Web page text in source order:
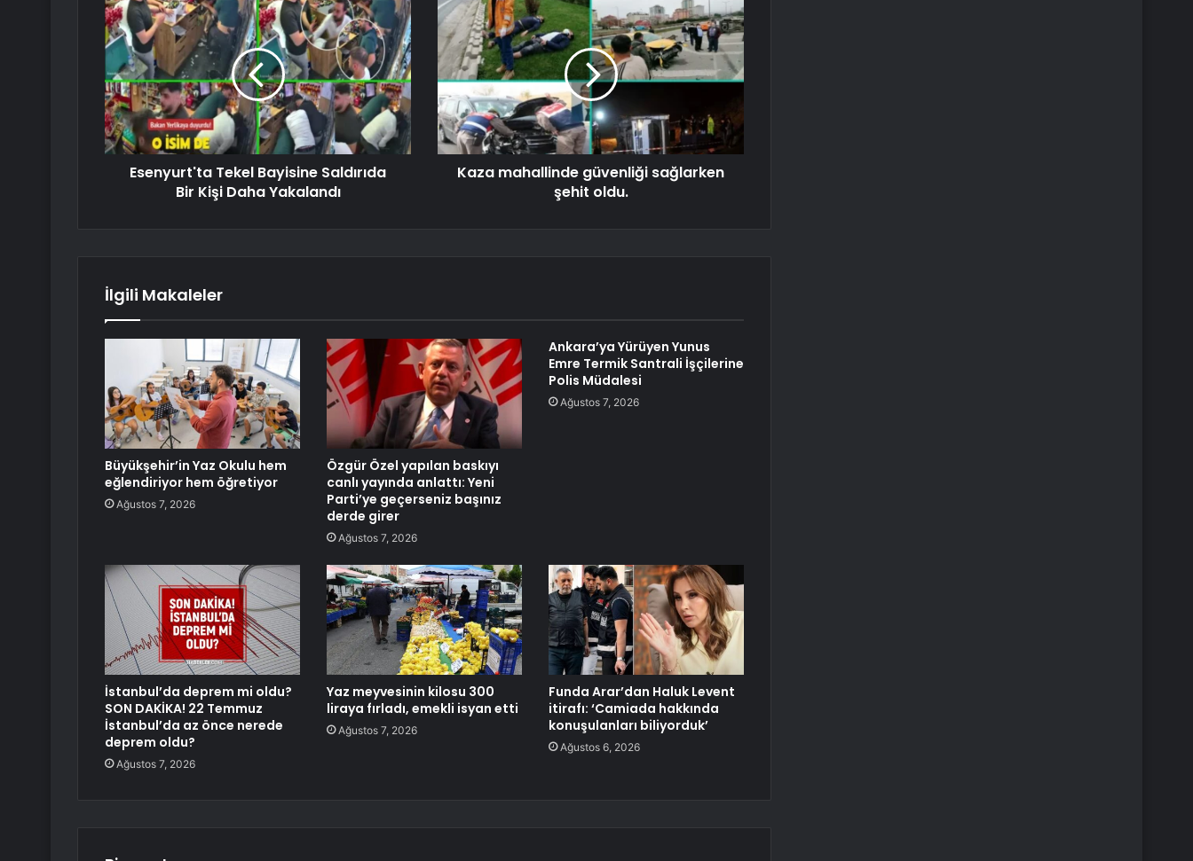
Esenyurt'ta Tekel Bayisine Saldırıda
Bir Kişi Daha Yakalandı
Kaza mahallinde güvenliği sağlarken
şehit oldu.
İlgili Makaleler
Büyükşehir’in Yaz Okulu hem
eğlendiriyor hem öğretiyor
Ağustos 7, 2026
Özgür Özel yapılan baskıyı
canlı yayında anlattı: Yeni
Parti’ye geçerseniz başınız
derde girer
Ağustos 7, 2026
Ankara’ya Yürüyen Yunus
Emre Termik Santrali İşçilerine
Polis Müdalesi
Ağustos 7, 2026
İstanbul’da deprem mi oldu?
SON DAKİKA! 22 Temmuz
İstanbul’da az önce nerede
deprem oldu?
Ağustos 7, 2026
Yaz meyvesinin kilosu 300
liraya fırladı, emekli isyan etti
Ağustos 7, 2026
Funda Arar’dan Haluk Levent
itirafı: ‘Camiada hakkında
konuşulanları biliyorduk’
Ağustos 6, 2026